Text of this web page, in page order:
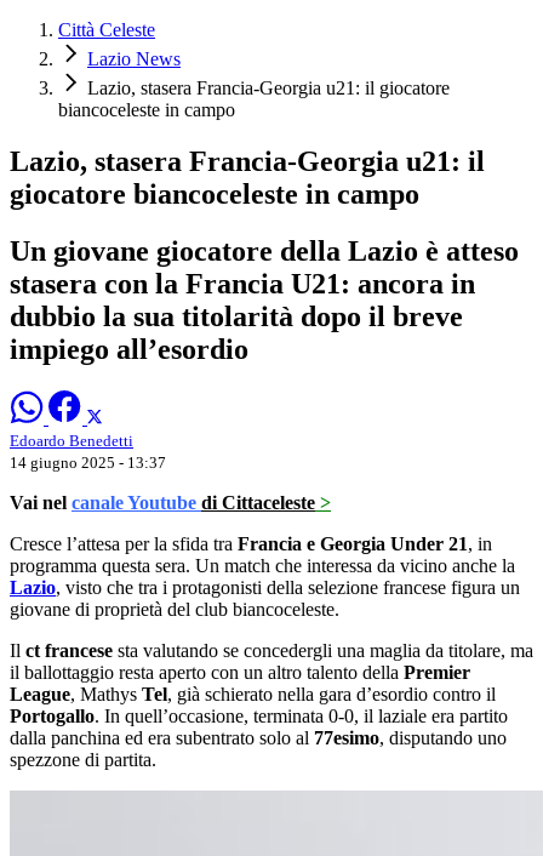
Città Celeste
Lazio News
Lazio, stasera Francia-Georgia u21: il giocatore
biancoceleste in campo
Lazio, stasera Francia-Georgia u21: il
giocatore biancoceleste in campo
Un giovane giocatore della Lazio è atteso
stasera con la Francia U21: ancora in
dubbio la sua titolarità dopo il breve
impiego all’esordio
Edoardo Benedetti
14 giugno 2025 - 13:37
Vai nel canale Youtube di Cittaceleste >
Cresce l’attesa per la sfida tra Francia e Georgia Under 21, in
programma questa sera. Un match che interessa da vicino anche la
Lazio, visto che tra i protagonisti della selezione francese figura un
giovane di proprietà del club biancoceleste.
Il ct francese sta valutando se concedergli una maglia da titolare, ma
il ballottaggio resta aperto con un altro talento della Premier
League, Mathys Tel, già schierato nella gara d’esordio contro il
Portogallo. In quell’occasione, terminata 0-0, il laziale era partito
dalla panchina ed era subentrato solo al 77esimo, disputando uno
spezzone di partita.